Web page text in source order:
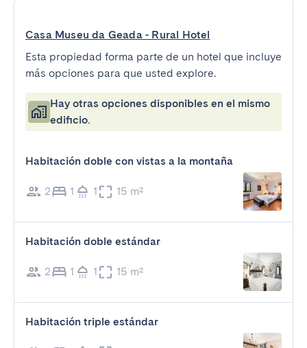
Casa Museu da Geada - Rural Hotel
Esta propiedad forma parte de un hotel que incluye
más opciones para que usted explore.
Hay otras opciones disponibles en el mismo
edificio.
Habitación doble con vistas a la montaña
2 1 1 15 m²
Habitación doble estándar
2 1 1 15 m²
Habitación triple estándar